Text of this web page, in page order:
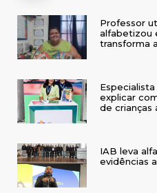
Professor
alfabetizou
transforma
explicar
de crianças
IAB leva
evidências